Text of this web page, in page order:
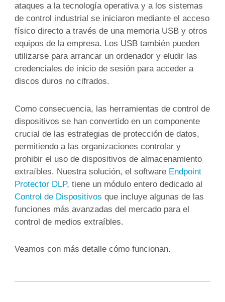
ataques a la tecnología operativa y a los sistemas
de control industrial se iniciaron mediante el acceso
físico directo a través de una memoria USB y otros
equipos de la empresa. Los USB también pueden
utilizarse para arrancar un ordenador y eludir las
credenciales de inicio de sesión para acceder a
discos duros no cifrados.
Como consecuencia, las herramientas de control de
dispositivos se han convertido en un componente
crucial de las estrategias de protección de datos,
permitiendo a las organizaciones controlar y
prohibir el uso de dispositivos de almacenamiento
extraíbles. Nuestra solución, el software Endpoint
Protector DLP, tiene un módulo entero dedicado al
Control de Dispositivos que incluye algunas de las
funciones más avanzadas del mercado para el
control de medios extraíbles.
Veamos con más detalle cómo funcionan.